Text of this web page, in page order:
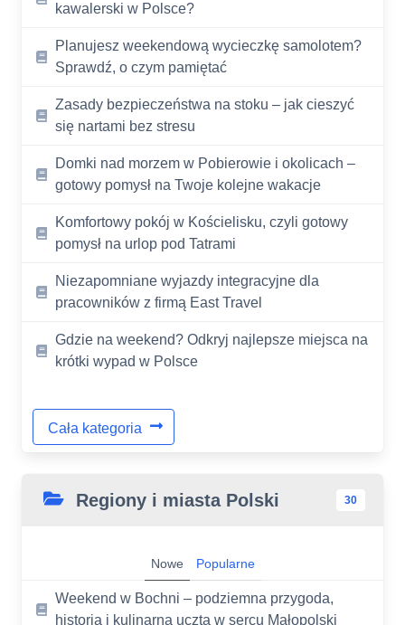
kawalerski w Polsce?
Planujesz weekendową wycieczkę samolotem?
Sprawdź, o czym pamiętać
Zasady bezpieczeństwa na stoku – jak cieszyć
się nartami bez stresu
Domki nad morzem w Pobierowie i okolicach –
gotowy pomysł na Twoje kolejne wakacje
Komfortowy pokój w Kościelisku, czyli gotowy
pomysł na urlop pod Tatrami
Niezapomniane wyjazdy integracyjne dla
pracowników z firmą East Travel
Gdzie na weekend? Odkryj najlepsze miejsca na
krótki wypad w Polsce
Cała kategoria
Regiony i miasta Polski 30
Nowe Popularne
Weekend w Bochni – podziemna przygoda,
historia i kulinarna uczta w sercu Małopolski